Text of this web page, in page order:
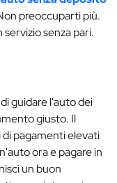
preoccuparti più.
senza pari.
guidare l'auto dei
giusto. Il
pagamenti elevati
ora e pagare in
un buon